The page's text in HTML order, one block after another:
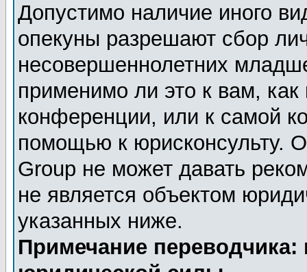
Допустимо наличие иного
опекуны разрешают сбор
несовершеннолетних
применимо ли это к вам,
конференции, или к самой
помощью к юрисконсульту.
Group не может давать
не является объектом
указанных ниже.
Примечание